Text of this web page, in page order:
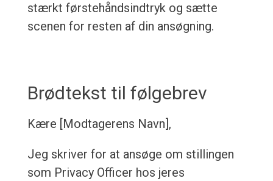
stærkt førstehåndsindtryk og sætte
scenen for resten af din ansøgning.
Brødtekst til følgebrev
Kære [Modtagerens Navn],
Jeg skriver for at ansøge om stillingen
som Privacy Officer hos jeres